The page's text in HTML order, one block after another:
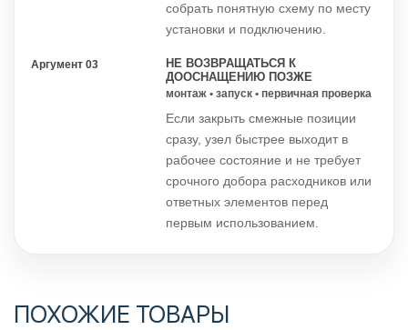
собрать понятную схему по месту
установки и подключению.
Аргумент 03
НЕ ВОЗВРАЩАТЬСЯ К
ДООСНАЩЕНИЮ ПОЗЖЕ
монтаж • запуск • первичная проверка
Если закрыть смежные позиции
сразу, узел быстрее выходит в
рабочее состояние и не требует
срочного добора расходников или
ответных элементов перед
первым использованием.
ПОХОЖИЕ ТОВАРЫ